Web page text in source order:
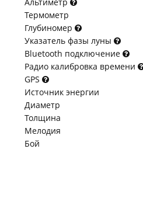
Термометр
Глубиномер
Указатель фазы луны
Bluetooth подключение
Радио калибровка времени
GPS
Источник энергии
Диаметр
Толщина
Мелодия
Бой